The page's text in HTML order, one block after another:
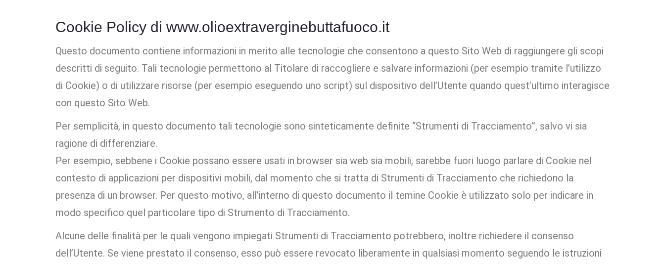
Cookie Policy di www.olioextraverginebuttafuoco.it
Questo documento contiene informazioni in merito alle tecnologie che consentono a questo Sito Web di raggiungere gli scopi
descritti di seguito. Tali tecnologie permettono al Titolare di raccogliere e salvare informazioni (per esempio tramite l’utilizzo
di Cookie) o di utilizzare risorse (per esempio eseguendo uno script) sul dispositivo dell’Utente quando quest’ultimo interagisce
con questo Sito Web.
Per semplicità, in questo documento tali tecnologie sono sinteticamente definite “Strumenti di Tracciamento”, salvo vi sia
ragione di differenziare.
Per esempio, sebbene i Cookie possano essere usati in browser sia web sia mobili, sarebbe fuori luogo parlare di Cookie nel
contesto di applicazioni per dispositivi mobili, dal momento che si tratta di Strumenti di Tracciamento che richiedono la
presenza di un browser. Per questo motivo, all’interno di questo documento il temine Cookie è utilizzato solo per indicare in
modo specifico quel particolare tipo di Strumento di Tracciamento.
Alcune delle finalità per le quali vengono impiegati Strumenti di Tracciamento potrebbero, inoltre richiedere il consenso
dell’Utente. Se viene prestato il consenso, esso può essere revocato liberamente in qualsiasi momento seguendo le istruzioni